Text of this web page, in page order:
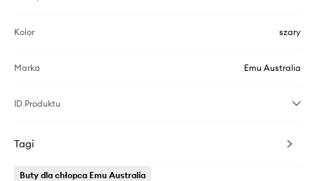
Kolor szary
Marka Emu Australia
ID Produktu
Tagi
Buty dla chłopca Emu Australia